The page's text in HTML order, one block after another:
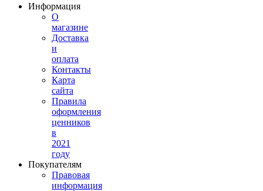
Информация
О
магазине
Доставка
и
оплата
Контакты
Карта
сайта
Правила
оформления
ценников
в
2021
году
Покупателям
Правовая
информация